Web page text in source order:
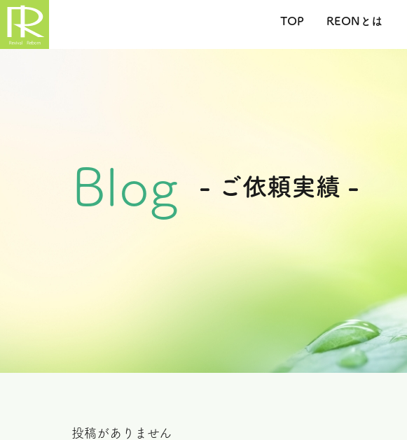
TOP REONとは
Blog - ご依頼実績 -
投稿がありません